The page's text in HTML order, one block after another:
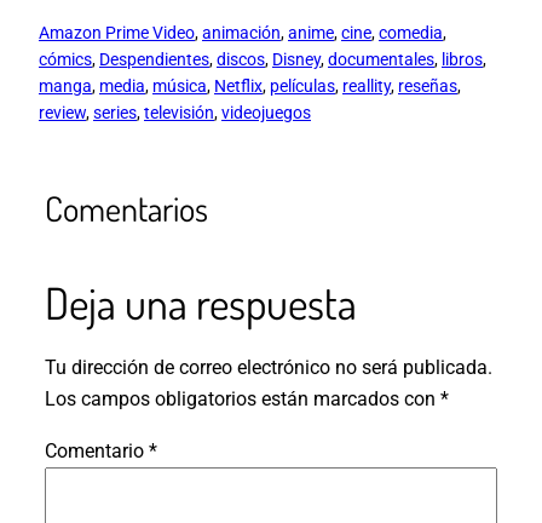
Amazon Prime Video, animación, anime, cine, comedia
cómics, Despendientes, discos, Disney, documentales, libros
manga, media, música, Netflix, películas, reallity, reseñas
review, series, televisión, videojuegos
Comentarios
Deja una respuesta
Tu dirección de correo electrónico no será publicada.
Los campos obligatorios están marcados con *
Comentario *